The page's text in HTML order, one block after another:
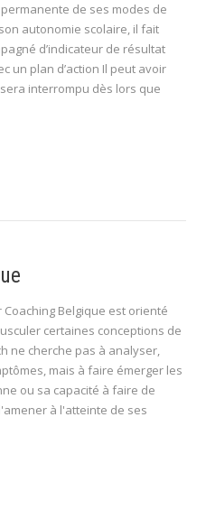
de ses modes de
autonomie scolaire, il fait
d’indicateur de résultat
un plan d’action Il peut avoir
interrompu dès lors que
Belgique est orienté
certaines conceptions de
ne cherche pas à analyser,
mais à faire émerger les
ou sa capacité à faire de
à l'atteinte de ses